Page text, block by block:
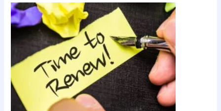
Cara
Renew
Lesen
CIDB